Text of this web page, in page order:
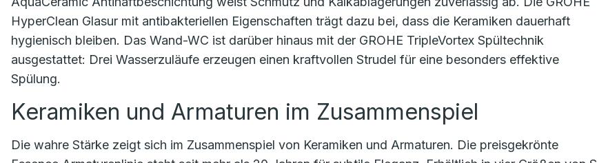
HyperClean Glasur mit antibakteriellen Eigenschaften trägt dazu bei, dass die Keramiken dauerhaft
hygienisch bleiben. Das Wand-WC ist darüber hinaus mit der GROHE TripleVortex Spültechnik
ausgestattet: Drei Wasserzuläufe erzeugen einen kraftvollen Strudel für eine besonders effektive
Spülung.
Keramiken und Armaturen im Zusammenspiel
Die wahre Stärke zeigt sich im Zusammenspiel von Keramiken und Armaturen. Die preisgekrönte